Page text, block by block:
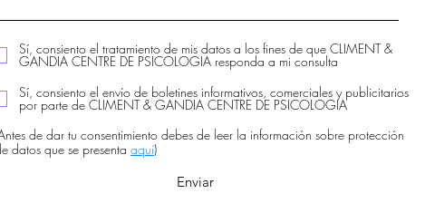
Sí, consiento el tratamiento de mis datos a los fines de que CLIMENT &
GANDIA CENTRE DE PSICOLOGIA responda a mi consulta
Sí, consiento el envío de boletines informativos, comerciales y publicitarios
por parte de CLIMENT & GANDIA CENTRE DE PSICOLOGIA
de dar tu consentimiento debes de leer la información sobre protección
datos que se presenta aquí)
Enviar